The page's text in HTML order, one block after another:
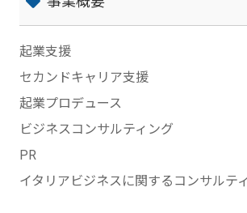
起業支援
セカンドキャリア支援
起業プロデュース
ビジネスコンサルティング
PR
イタリアビジネスに関するコンサルテ